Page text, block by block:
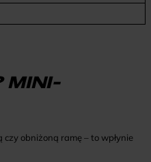
MINI-
czy obniżoną ramę – to wpłynie